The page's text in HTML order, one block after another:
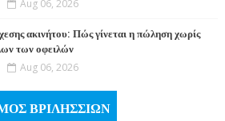
Aug 06, 2026
ακινήτου: Πώς γίνεται η πώληση χωρίς
των οφειλών
Aug 06, 2026
ΒΡΙΛΗΣΣΙΩΝ